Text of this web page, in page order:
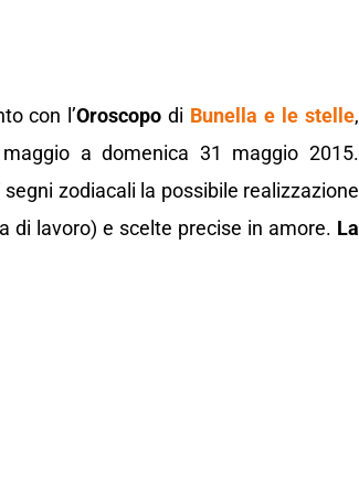
con l’Oroscopo di Bunella e le stelle,
a domenica 31 maggio 2015.
zodiacali la possibile realizzazione
di lavoro) e scelte precise in amore. La